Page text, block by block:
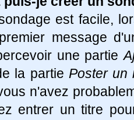
est facile,
message
une partie
la partie Poster un
n'avez
entrer un titre